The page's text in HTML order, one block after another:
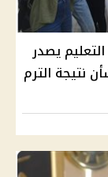
يصدر
نتيجة الترم